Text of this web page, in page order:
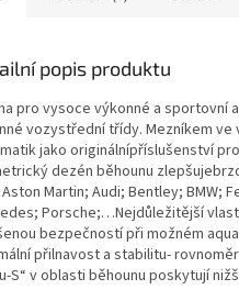
popis produktu
pro vysoce výkonné a sportovní
vozystřední třídy. Mezníkem
jako originálnípříslušenství
dezén běhounu
Martin; Audi; Bentley; BMW;
Porsche;…Nejdůležitější
bezpečností při možném
přilnavost a stabilitu-
S“ v oblasti běhounu poskytují